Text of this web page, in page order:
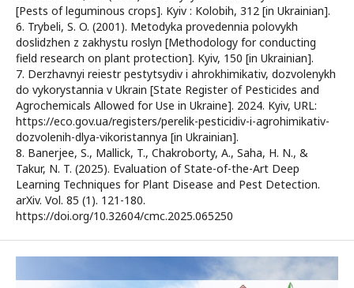
[Pests of leguminous crops]. Kyiv : Kolobih, 312 [in Ukrainian].
6. Trybeli, S. O. (2001). Metodyka provedennia polovykh
doslidzhen z zakhystu roslyn [Methodology for conducting
field research on plant protection]. Kyiv, 150 [in Ukrainian].
7. Derzhavnyi reiestr pestytsydiv i ahrokhimikativ, dozvolenykh
do vykorystannia v Ukrain [State Register of Pesticides and
Agrochemicals Allowed for Use in Ukraine]. 2024. Kyiv, URL:
https://eco.gov.ua/registers/perelik-pesticidiv-i-agrohimikativ-
dozvolenih-dlya-vikoristannya [in Ukrainian].
8. Banerjee, S., Mallick, T., Chakroborty, A., Saha, H. N., &
Takur, N. T. (2025). Evaluation of State-of-the-Art Deep
Learning Techniques for Plant Disease and Pest Detection.
arXiv. Vol. 85 (1). 121-180.
https://doi.org/10.32604/cmc.2025.065250